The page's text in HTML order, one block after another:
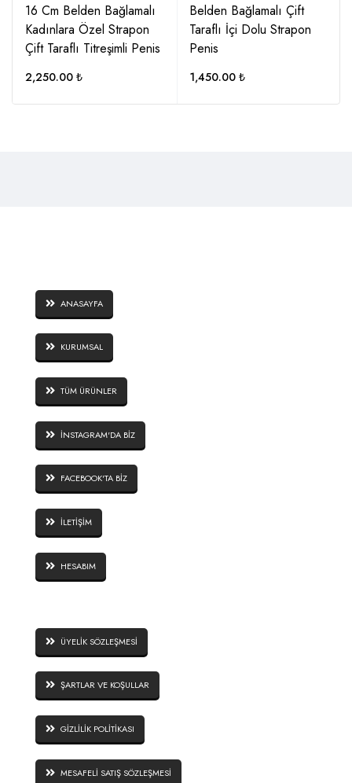
16 Cm Belden Bağlamalı
Kadınlara Özel Strapon
Çift Taraflı Titreşimli Penis
2,250.00 ₺
Belden Bağlamalı Çift
Taraflı İçi Dolu Strapon
Penis
1,450.00 ₺
ANASAYFA
KURUMSAL
TÜM ÜRÜNLER
İNSTAGRAM'DA BİZ
FACEBOOK'TA BİZ
İLETİŞİM
HESABIM
ÜYELİK SÖZLEŞMESİ
ŞARTLAR VE KOŞULLAR
GİZLİLİK POLİTİKASI
MESAFELİ SATIŞ SÖZLEŞMESİ